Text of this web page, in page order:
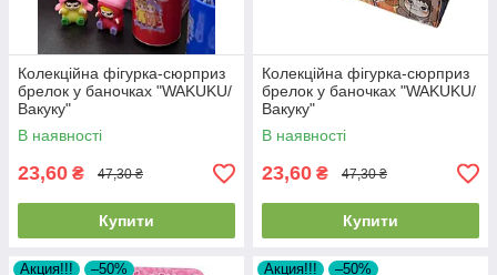
Колекційна фігурка-сюрприз
брелок у баночках "WAKUKU/
Вакуку"
В наявності
23,60 ₴ 47,30 ₴
Купити
Колекційна фігурка-сюрприз
брелок у баночках "WAKUKU/
Вакуку"
В наявності
23,60 ₴ 47,30 ₴
Купити
Акция!!! –50% Акция!!! –50%